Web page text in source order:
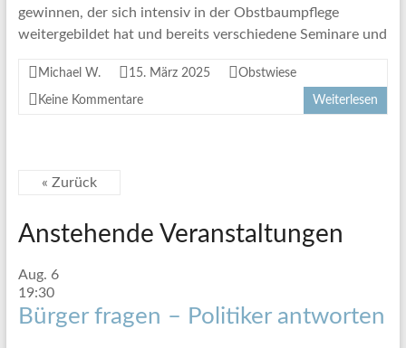
gewinnen, der sich intensiv in der Obstbaumpflege
weitergebildet hat und bereits verschiedene Seminare und
Michael W. 15. März 2025 Obstwiese
Keine Kommentare Weiterlesen
« Zurück
Anstehende Veranstaltungen
Aug. 6
19:30
Bürger fragen – Politiker antworten